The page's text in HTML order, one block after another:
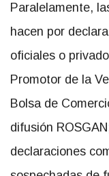
Paralelamente,
hacen por
oficiales o
Promotor de la
Bolsa de
difusión
declaraciones